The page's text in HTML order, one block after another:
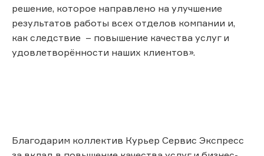
решение, которое направлено на улучшение
результатов работы всех отделов компании и,
как следствие – повышение качества услуг и
удовлетворённости наших клиентов».
Благодарим коллектив Курьер Сервис Экспресс